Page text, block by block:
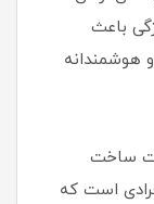
باعث
هوشمندانه
ساخت
است که